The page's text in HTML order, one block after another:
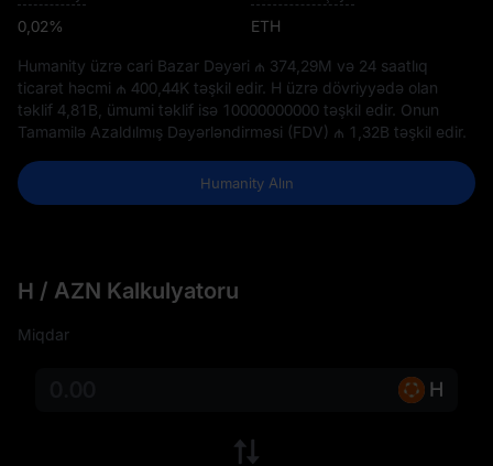
0,02% ETH
Humanity üzrə cari Bazar Dəyəri ₼ 374,29M və 24 saatlıq
ticarət həcmi ₼ 400,44K təşkil edir. H üzrə dövriyyədə olan
təklif 4,81B , ümumi təklif isə 10000000000 təşkil edir. Onun
Tamamilə Azaldılmış Dəyərləndirməsi (FDV) ₼ 1,32B təşkil edir.
Humanity Alın
H / AZN Kalkulyatoru
Miqdar
H